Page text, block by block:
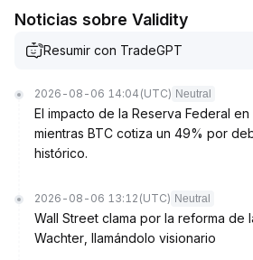
Noticias sobre Validity
Resumir con TradeGPT
2026-08-06 14:04 (UTC) Neutral
El impacto de la Reserva Federal
mientras BTC cotiza un 49% por
histórico.
2026-08-06 13:12 (UTC) Neutral
Wall Street clama por la reforma de
Wachter, llamándolo visionario